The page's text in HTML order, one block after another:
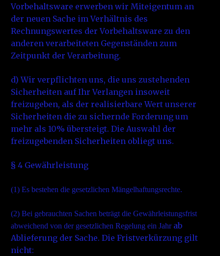
Vorbehaltsware erwerben wir Miteigentum an
der neuen Sache im Verhältnis des
Rechnungswertes der Vorbehaltsware zu den
anderen verarbeiteten Gegenständen zum
Zeitpunkt der Verarbeitung.
d) Wir verpflichten uns, die uns zustehenden
Sicherheiten auf Ihr Verlangen insoweit
freizugeben, als der realisierbare Wert unserer
Sicherheiten die zu sichernde Forderung um
mehr als 10% übersteigt. Die Auswahl der
freizugebenden Sicherheiten obliegt uns.
§ 4 Gewährleistung
(1)Es bestehen die gesetzlichen Mängelhaftungsrechte.
(2)Bei gebrauchten Sachen beträgt die Gewährleistungsfrist
abweichend von der gesetzlichen Regelung ein Jahr ab
Ablieferung der Sache. Die Fristverkürzung gilt
nicht: